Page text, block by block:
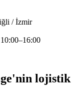
/ İzmir
lojistik